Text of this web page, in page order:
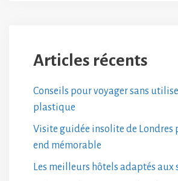
Articles récents
Conseils pour voyager sans
plastique
Visite guidée insolite de Londres
end mémorable
Les meilleurs hôtels adaptés aux